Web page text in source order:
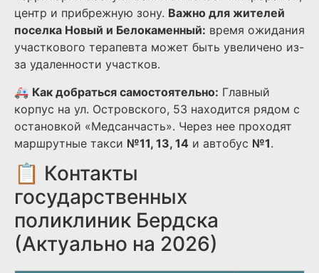
центр и прибрежную зону. Важно для жителей
поселка Новый и Белокаменный: время ожидания
участкового терапевта может быть увеличено из-
за удаленности участков.
🚑 Как добраться самостоятельно: Главный
корпус на ул. Островского, 53 находится рядом с
остановкой «Медсанчасть». Через нее проходят
маршрутные такси №11, 13, 14 и автобус №1.
📋 Контакты
государственных
поликлиник Бердска
(Актуально на 2026)